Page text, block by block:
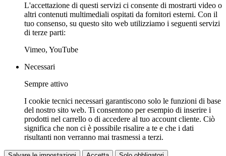
L'accettazione di questi servizi ci consente di mostrarti video o
altri contenuti multimediali ospitati da fornitori esterni. Con il
tuo consenso, su questo sito web utilizziamo i seguenti servizi
di terze parti:
Vimeo, YouTube
Necessari
Sempre attivo
I cookie tecnici necessari garantiscono solo le funzioni di base
del nostro sito web. Ti consentono per esempio di inserire i
prodotti nel carrello o di accedere al tuo account cliente. Ciò
significa che non ci è possibile risalire a te e che i dati
risultanti non verranno mai trasmessi a terzi.